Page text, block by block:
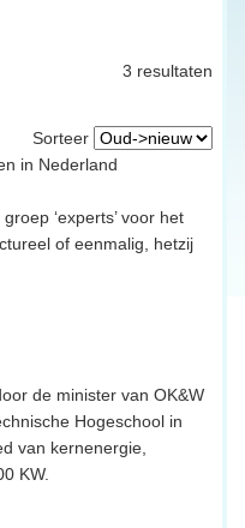
3 resultaten
Sorteer
in Nederland
‘experts’ voor het
of eenmalig, hetzij
de minister van OK&W
Hogeschool in
van kernenergie,
KW.